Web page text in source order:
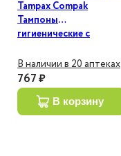
Tampax Compak
Тампоны
гигиенические с
plus 16 шт
В наличии в 20 аптеках
767 ₽
в корзину